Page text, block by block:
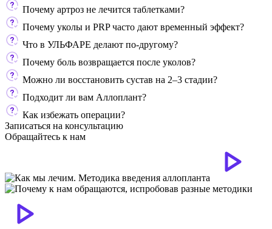
Почему артроз не лечится таблетками?
Почему уколы и PRP часто дают временный эффект?
Что в УЛЬФАРЕ делают по-другому?
Почему боль возвращается после уколов?
Можно ли восстановить сустав на 2–3 стадии?
Подходит ли вам Аллоплант?
Как избежать операции?
Записаться на консультацию
Обращайтесь к нам